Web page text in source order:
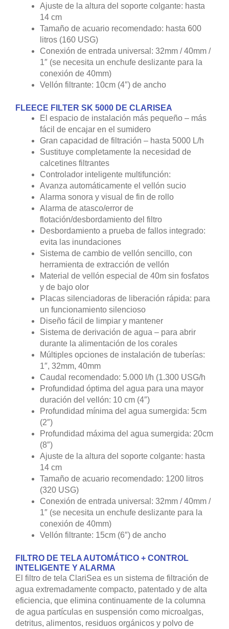
Ajuste de la altura del soporte colgante: hasta
14 cm
Tamaño de acuario recomendado: hasta 600
litros (160 USG)
Conexión de entrada universal: 32mm / 40mm /
1″ (se necesita un enchufe deslizante para la
conexión de 40mm)
Vellón filtrante: 10cm (4″) de ancho
FLEECE FILTER SK 5000 DE CLARISEA
El espacio de instalación más pequeño – más
fácil de encajar en el sumidero
Gran capacidad de filtración – hasta 5000 L/h
Sustituye completamente la necesidad de
calcetines filtrantes
Controlador inteligente multifunción:
Avanza automáticamente el vellón sucio
Alarma sonora y visual de fin de rollo
Alarma de atasco/error de
flotación/desbordamiento del filtro
Desbordamiento a prueba de fallos integrado:
evita las inundaciones
Sistema de cambio de vellón sencillo, con
herramienta de extracción de vellón
Material de vellón especial de 40m sin fosfatos
y de bajo olor
Placas silenciadoras de liberación rápida: para
un funcionamiento silencioso
Diseño fácil de limpiar y mantener
Sistema de derivación de agua – para abrir
durante la alimentación de los corales
Múltiples opciones de instalación de tuberías:
1″, 32mm, 40mm
Caudal recomendado: 5.000 l/h (1.300 USG/h
Profundidad óptima del agua para una mayor
duración del vellón: 10 cm (4″)
Profundidad mínima del agua sumergida: 5cm
(2″)
Profundidad máxima del agua sumergida: 20cm
(8″)
Ajuste de la altura del soporte colgante: hasta
14 cm
Tamaño de acuario recomendado: 1200 litros
(320 USG)
Conexión de entrada universal: 32mm / 40mm /
1″ (se necesita un enchufe deslizante para la
conexión de 40mm)
Vellón filtrante: 15cm (6″) de ancho
FILTRO DE TELA AUTOMÁTICO + CONTROL
INTELIGENTE Y ALARMA
El filtro de tela ClariSea es un sistema de filtración de
agua extremadamente compacto, patentado y de alta
eficiencia, que elimina continuamente de la columna
de agua partículas en suspensión como microalgas,
detritus, alimentos, residuos orgánicos y polvo de